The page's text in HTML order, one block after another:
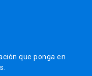
que ponga en